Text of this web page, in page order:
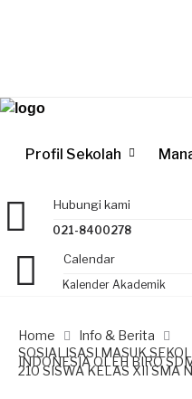
Profil Sekolah
Hubungi kami
021-8400278
Calendar
Kalender Akademik
Home
Info & Berita
SOSIALISASI MASUK
INDONESIA OLEH BIRO
210 SISWA KELAS XII SMA